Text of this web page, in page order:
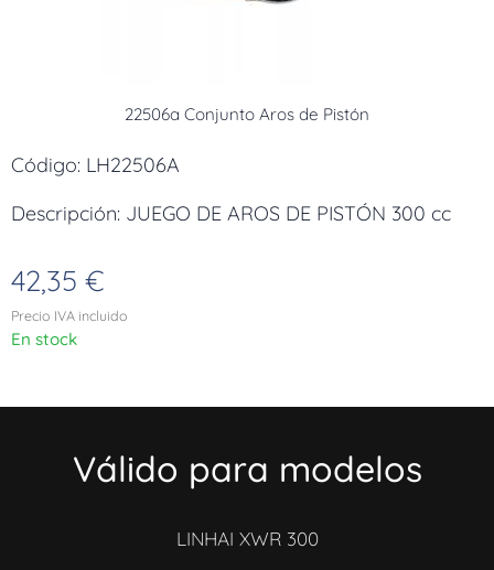
22506a Conjunto Aros de Pistón
Código: LH22506A
Descripción: JUEGO DE AROS DE PISTÓN 300 cc
42,35 €
Precio IVA incluido
En stock
Válido para modelos
LINHAI XWR 300